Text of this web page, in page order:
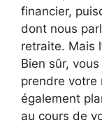
financier,
dont nous
retraite. Mais
Bien sûr,
prendre votre
également
au cours de